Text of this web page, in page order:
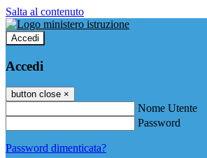
Salta al contenuto
Accedi
Accedi
button close ×
Nome Utente
Password
Password dimenticata?